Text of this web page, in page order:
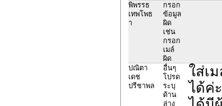
พิพรรธ
เทพโพธ
า
กรอก
ข้อมูล
ผิด
เช่น
กรอก
เมล์
ผิด
ปณิตา
เดช
ปรีชาพล
อื่นๆ
โปรด
ระบุ
ด้าน
ล่าง
ใส่เ
ได้ค่